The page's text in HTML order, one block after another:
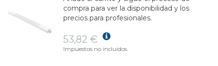
compra para ver la disponibilidad y los
precios para profesionales.
53,82 €
Impuestos no incluidos.